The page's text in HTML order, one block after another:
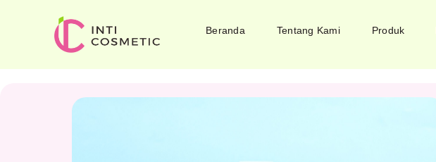
Beranda Tentang Kami Produk